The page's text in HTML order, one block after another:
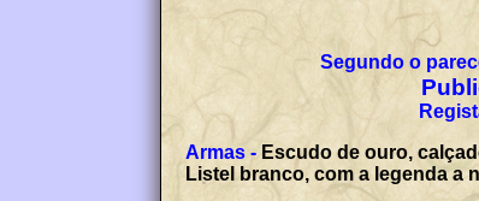
Segundo o
Armas - Escudo de ouro,
Listel branco, com a legenda a